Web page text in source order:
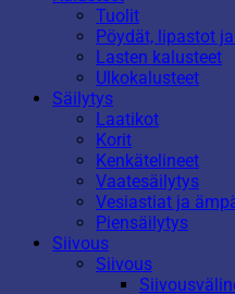
Tuolit
Pöydät, lipastot
Lasten kalusteet
Ulkokalusteet
Säilytys
Laatikot
Korit
Kenkätelineet
Vaatesäilytys
Vesiastiat ja
Piensäilytys
Siivous
Siivous